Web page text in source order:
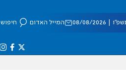
08/2026 המייל האדום חיפוש